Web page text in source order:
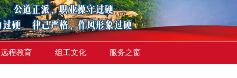
远程教育 组工文化 服务之窗